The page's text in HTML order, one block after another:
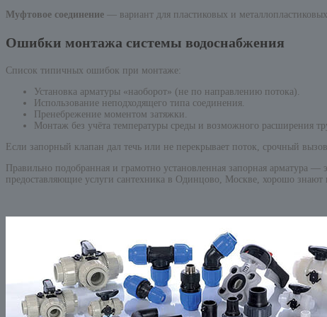
Муфтовое соединение — вариант для пластиковых и
Ошибки монтажа системы водоснабжения
Список типичных ошибок при монтаже:
Установка арматуры «наоборот» (не по направлению потока).
Использование неподходящего типа соединения.
Пренебрежение моментом затяжки.
Монтаж без учёта температуры среды и возможного расширения
Если запорный клапан дал течь или не перекрывает поток, срочный
Правильно подобранная и грамотно установленная запорная арматура —
предоставляющие услуги сантехника в Одинцово, Москве, хорошо